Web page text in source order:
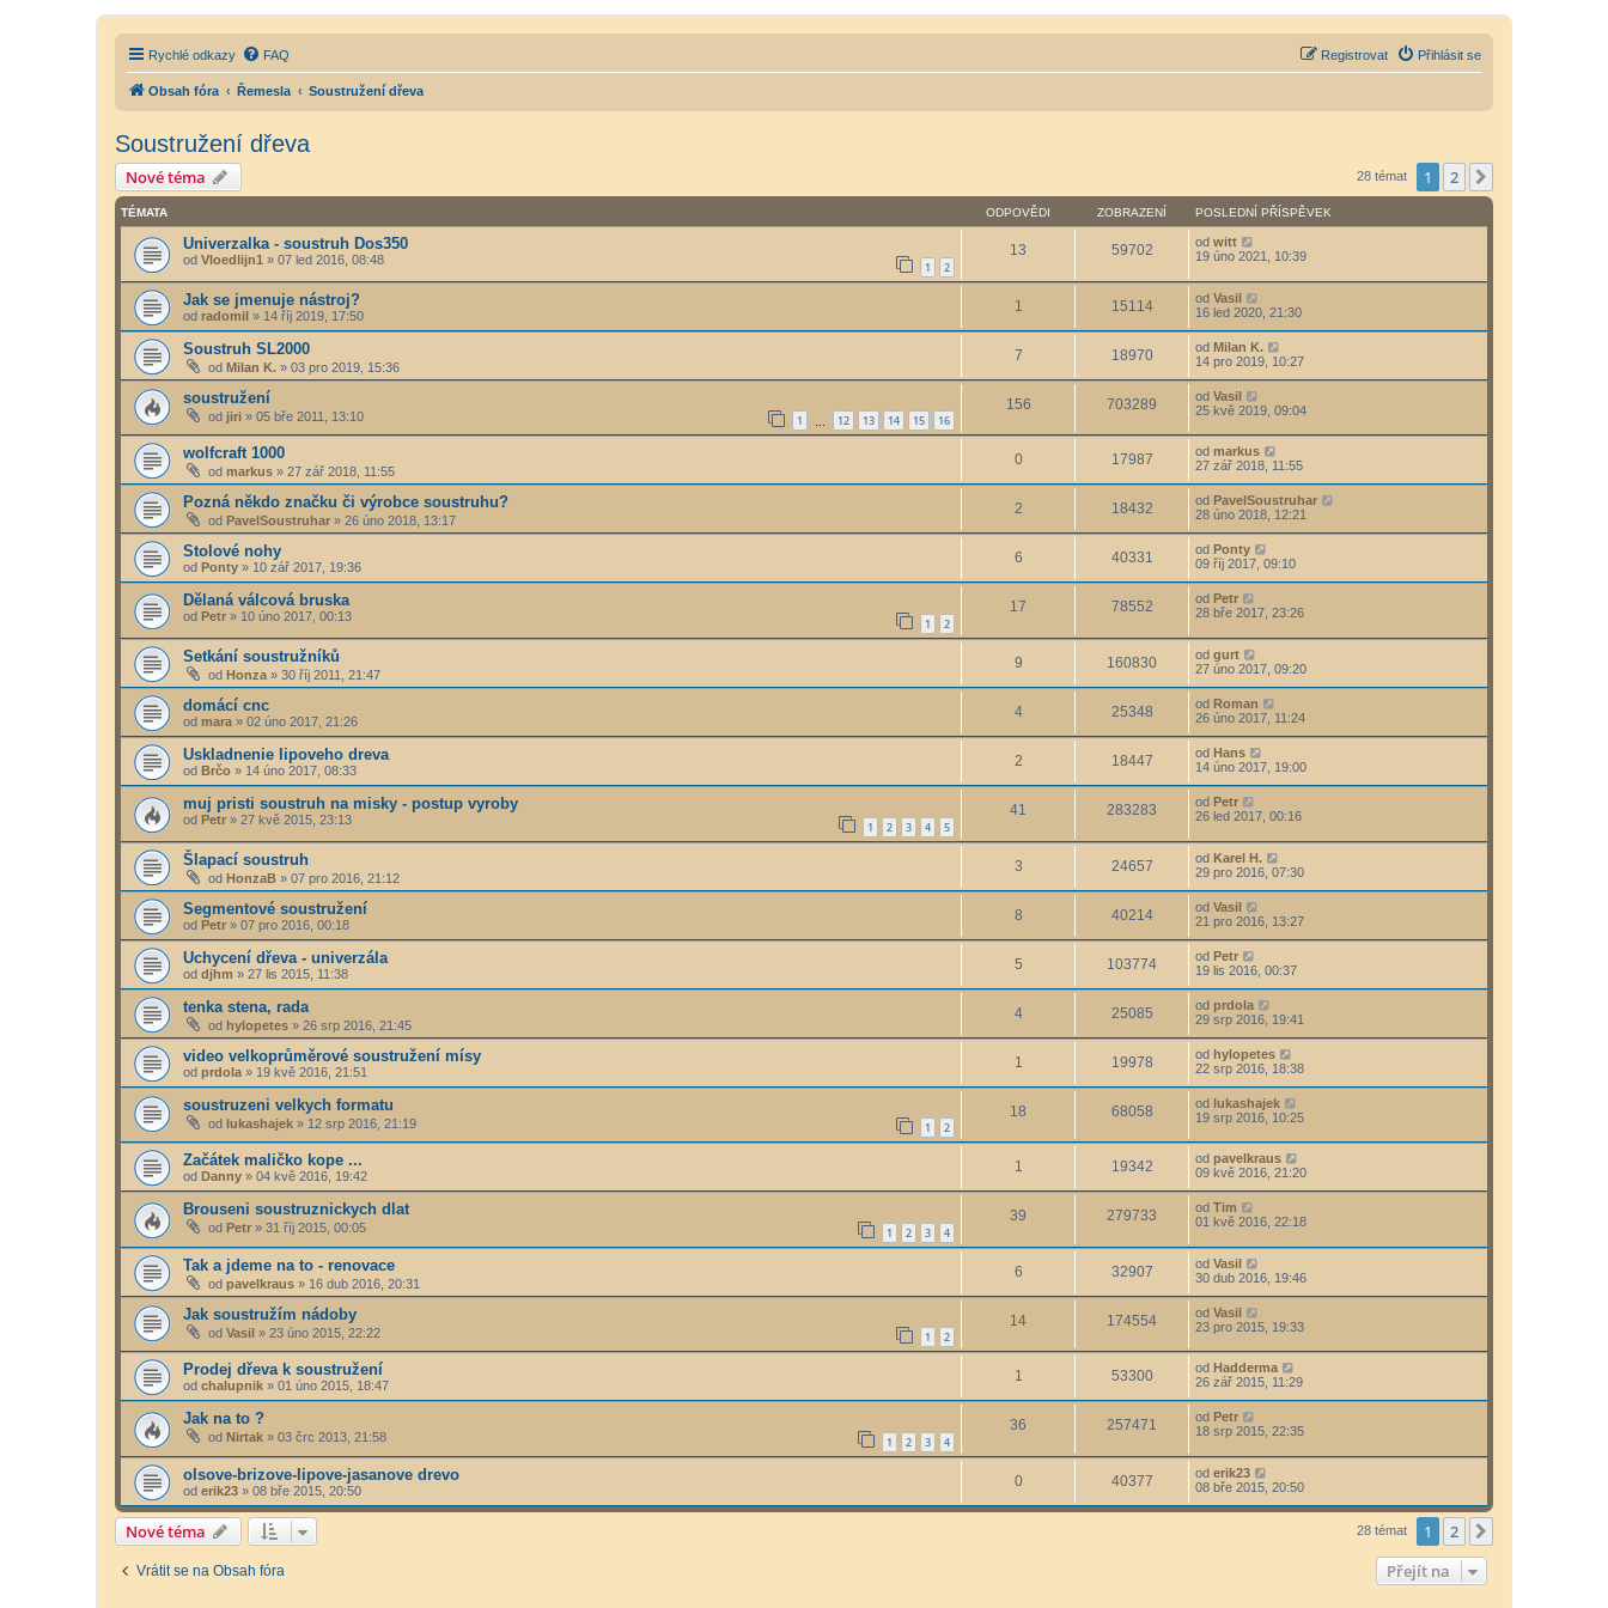
Rychlé odkazy FAQ Přihlásit se
Registrovat
Obsah fóra Řemesla Soustružení dřeva
Soustružení dřeva
Nové téma 28 témat 1 2
TÉMATA ODPOVĚDI ZOBRAZENÍ POSLEDNÍ PŘÍSPĚVEK
Univerzalka - soustruh Dos350
od Vloedlijn1 » 07 led 2016, 08:48 1 2
13 59702 od witt
19 úno 2021, 10:39
Jak se jmenuje nástroj?
od radomil » 14 říj 2019, 17:50
1 15114 od Vasil
16 led 2020, 21:30
Soustruh SL2000
od Milan K. » 03 pro 2019, 15:36
7 18970 od Milan K.
14 pro 2019, 10:27
soustružení
od jiri » 05 bře 2011, 13:10 1 12 13 14 15 16
156 703289 od Vasil
25 kvě 2019, 09:04
wolfcraft 1000
od markus » 27 zář 2018, 11:55
0 17987 od markus
27 zář 2018, 11:55
Pozná někdo značku či výrobce soustruhu?
od PavelSoustruhar » 26 úno 2018, 13:17
2 18432 od PavelSoustruhar
28 úno 2018, 12:21
Stolové nohy
od Ponty » 10 zář 2017, 19:36
6 40331 od Ponty
09 říj 2017, 09:10
Dělaná válcová bruska
od Petr » 10 úno 2017, 00:13 1 2
17 78552 od Petr
28 bře 2017, 23:26
Setkání soustružníků
od Honza » 30 říj 2011, 21:47
9 160830 od gurt
27 úno 2017, 09:20
domácí cnc
od mara » 02 úno 2017, 21:26
4 25348 od Roman
26 úno 2017, 11:24
Uskladnenie lipoveho dreva
od Brčo » 14 úno 2017, 08:33
2 18447 od Hans
14 úno 2017, 19:00
muj pristi soustruh na misky - postup vyroby
od Petr » 27 kvě 2015, 23:13 1 2 3 4 5
41 283283 od Petr
26 led 2017, 00:16
Šlapací soustruh
od HonzaB » 07 pro 2016, 21:12
3 24657 od Karel H.
29 pro 2016, 07:30
Segmentové soustružení
od Petr » 07 pro 2016, 00:18
8 40214 od Vasil
21 pro 2016, 13:27
Uchycení dřeva - univerzála
od djhm » 27 lis 2015, 11:38
5 103774 od Petr
19 lis 2016, 00:37
tenka stena, rada
od hylopetes » 26 srp 2016, 21:45
4 25085 od prdola
29 srp 2016, 19:41
video velkoprůměrové soustružení mísy
od prdola » 19 kvě 2016, 21:51
1 19978 od hylopetes
22 srp 2016, 18:38
soustruzeni velkych formatu
od lukashajek » 12 srp 2016, 21:19 1 2
18 68058 od lukashajek
19 srp 2016, 10:25
Začátek maličko kope ...
od Danny » 04 kvě 2016, 19:42
1 19342 od pavelkraus
09 kvě 2016, 21:20
Brouseni soustruznickych dlat
od Petr » 31 říj 2015, 00:05 1 2 3 4
39 279733 od Tim
01 kvě 2016, 22:18
Tak a jdeme na to - renovace
od pavelkraus » 16 dub 2016, 20:31
6 32907 od Vasil
30 dub 2016, 19:46
Jak soustružím nádoby
od Vasil » 23 úno 2015, 22:22 1 2
14 174554 od Vasil
23 pro 2015, 19:33
Prodej dřeva k soustružení
od chalupnik » 01 úno 2015, 18:47
1 53300 od Hadderma
26 zář 2015, 11:29
Jak na to ?
od Nirtak » 03 črc 2013, 21:58 1 2 3 4
36 257471 od Petr
18 srp 2015, 22:35
olsove-brizove-lipove-jasanove drevo
od erik23 » 08 bře 2015, 20:50
0 40377 od erik23
08 bře 2015, 20:50
Nové téma 28 témat 1 2
Vrátit se na Obsah fóra Přejít na